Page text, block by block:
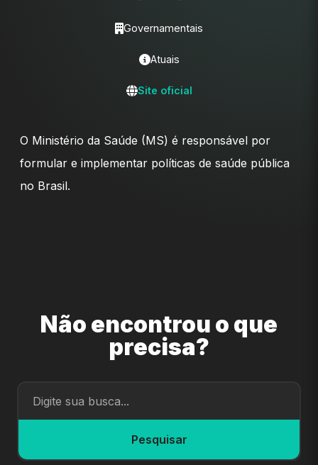
Governamentais
Atuais
Site oficial
O Ministério da Saúde (MS) é responsável por
formular e implementar políticas de saúde pública
no Brasil.
Não encontrou o que
precisa?
Pesquisar